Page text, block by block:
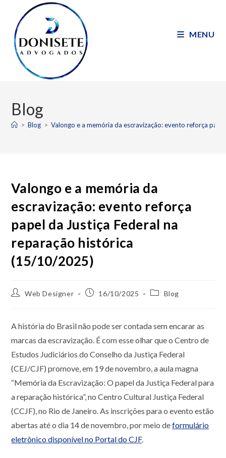
MENU
Blog
> Blog > Valongo e a memória da escravização: evento reforça
Valongo e a memória da
escravização: evento reforça
papel da Justiça Federal na
reparação histórica
(15/10/2025)
Web Designer 16/10/2025 Blog
A história do Brasil não pode ser contada sem encarar as
marcas da escravização. É com esse olhar que o Centro de
Estudos Judiciários do Conselho da Justiça Federal
(CEJ/CJF) promove, em 19 de novembro, a aula magna
“Memória da Escravização: O papel da Justiça Federal para
a reparação histórica”, no Centro Cultural Justiça Federal
(CCJF), no Rio de Janeiro. As inscrições para o evento estão
abertas até o dia 14 de novembro, por meio deformulário
eletrônico disponível no Portal do CJF.